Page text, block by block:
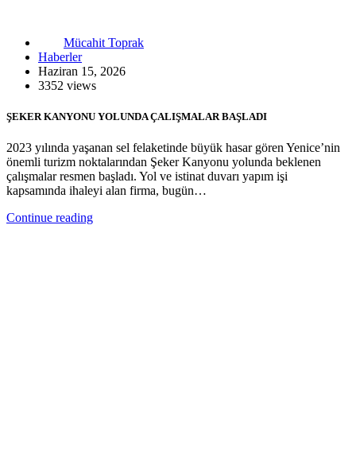
Mücahit Toprak
Haberler
Haziran 15, 2026
3352 views
ŞEKER KANYONU YOLUNDA ÇALIŞMALAR BAŞLADI
2023 yılında yaşanan sel felaketinde büyük hasar gören Yenice’nin
önemli turizm noktalarından Şeker Kanyonu yolunda beklenen
çalışmalar resmen başladı. Yol ve istinat duvarı yapım işi
kapsamında ihaleyi alan firma, bugün…
Continue reading